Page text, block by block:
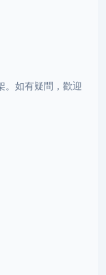
。如有疑問，歡迎